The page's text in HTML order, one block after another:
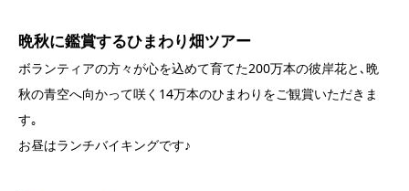
晩秋に鑑賞するひまわり畑ツアー
ボランティアの方々が心を込めて育てた200万本の彼岸花と､晩
秋の青空へ向かって咲く14万本のひまわりをご観賞いただきま
す｡
お昼はランチバイキングです♪